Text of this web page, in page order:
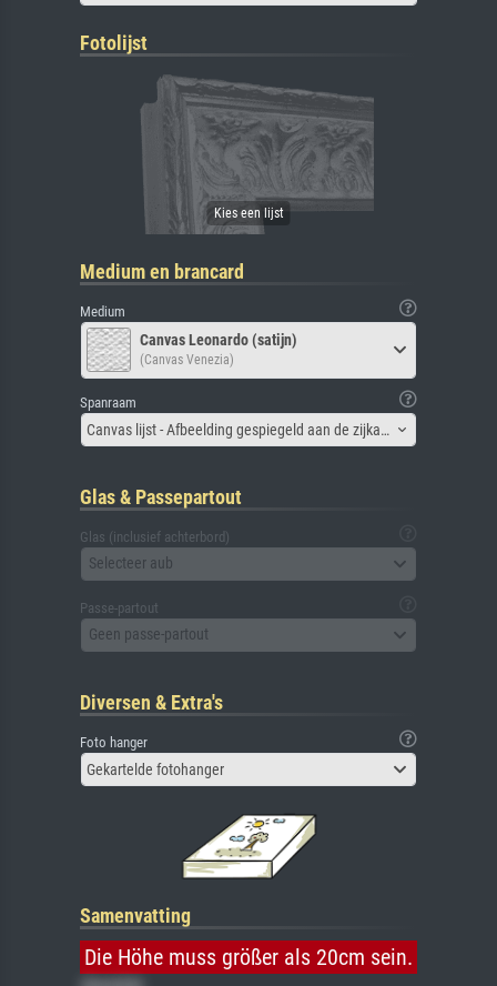
Fotolijst
Medium en brancard
Medium
Canvas Leonardo (satijn)
(Canvas Venezia)
Spanraam
Canvas lijst - Afbeelding gespiegeld aan de zijkant
Glas & Passepartout
Glas (inclusief achterbord)
Selecteer aub
Passe-partout
Geen passe-partout
Diversen & Extra's
Foto hanger
Gekartelde fotohanger
Samenvatting
Die Höhe muss größer als 20cm sein.